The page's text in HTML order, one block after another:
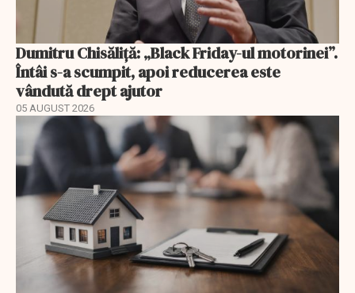
Dumitru Chisăliță: „Black Friday-ul motorinei”.
Întâi s-a scumpit, apoi reducerea este
vândută drept ajutor
05 AUGUST 2026